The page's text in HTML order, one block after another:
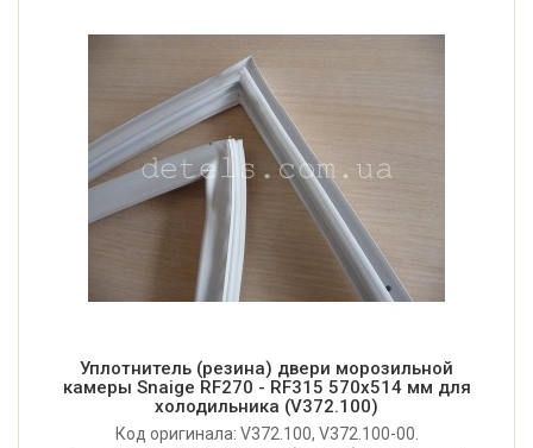
Уплотнитель (резина) двери морозильной
камеры Snaige RF270 - RF315 570x514 мм для
холодильника (V372.100)
Код оригинала: V372.100, V372.100-00.